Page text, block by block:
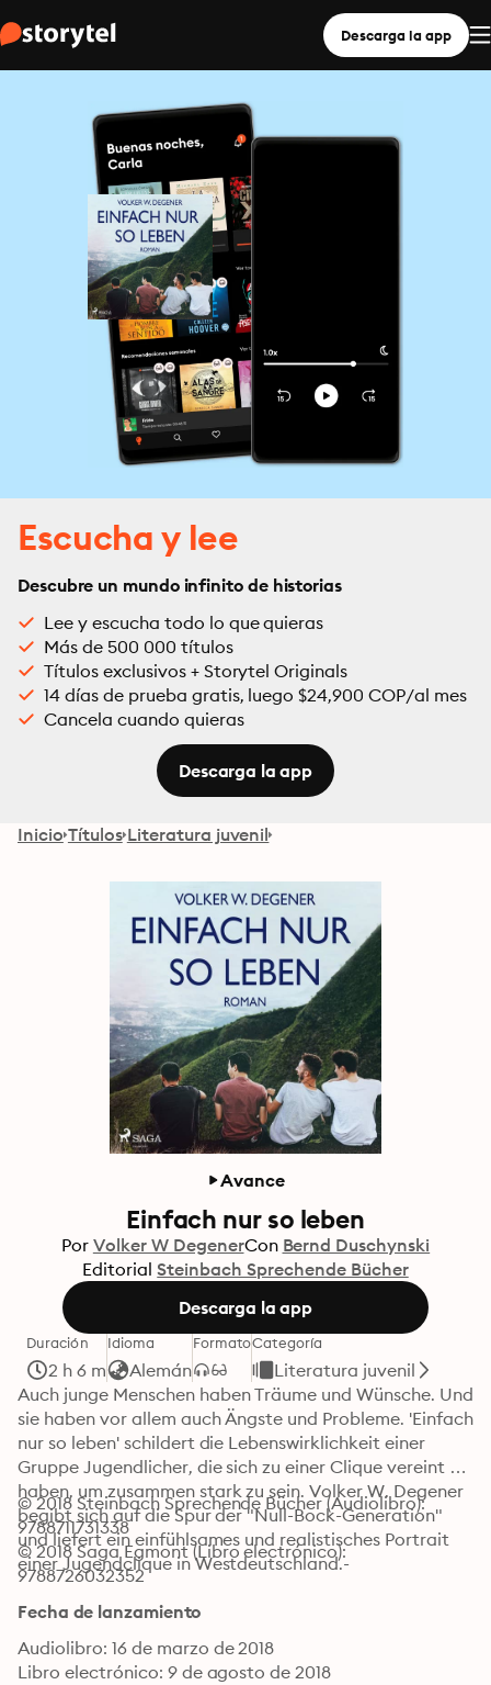
Descarga la app
Escucha y lee
Descubre un mundo infinito de historias
Lee y escucha todo lo que quieras
Más de 500 000 títulos
Títulos exclusivos + Storytel Originals
14 días de prueba gratis, luego $24,900 COP/al mes
Cancela cuando quieras
Descarga la app
Inicio Títulos Literatura juvenil
Avance
Einfach nur so leben
Por Volker W DegenerCon Bernd Duschynski
Editorial Steinbach Sprechende Bücher
Descarga la app
Duración
2 h 6 m
Idioma
Alemán
FormatoCategoría
Literatura juvenil
Auch junge Menschen haben Träume und Wünsche. Und
sie haben vor allem auch Ängste und Probleme. 'Einfach
nur so leben' schildert die Lebenswirklichkeit einer
Gruppe Jugendlicher, die sich zu einer Clique vereint
haben, um zusammen stark zu sein. Volker W. Degener
begibt sich auf die Spur der "Null-Bock-Generation"
und liefert ein einfühlsames und realistisches Portrait
einer Jugendclique in Westdeutschland.-
© 2018 Steinbach Sprechende Bücher (Audiolibro):
9788711731338
© 2018 Saga Egmont (Libro electrónico):
9788726032352
Fecha de lanzamiento
Audiolibro: 16 de marzo de 2018
Libro electrónico: 9 de agosto de 2018